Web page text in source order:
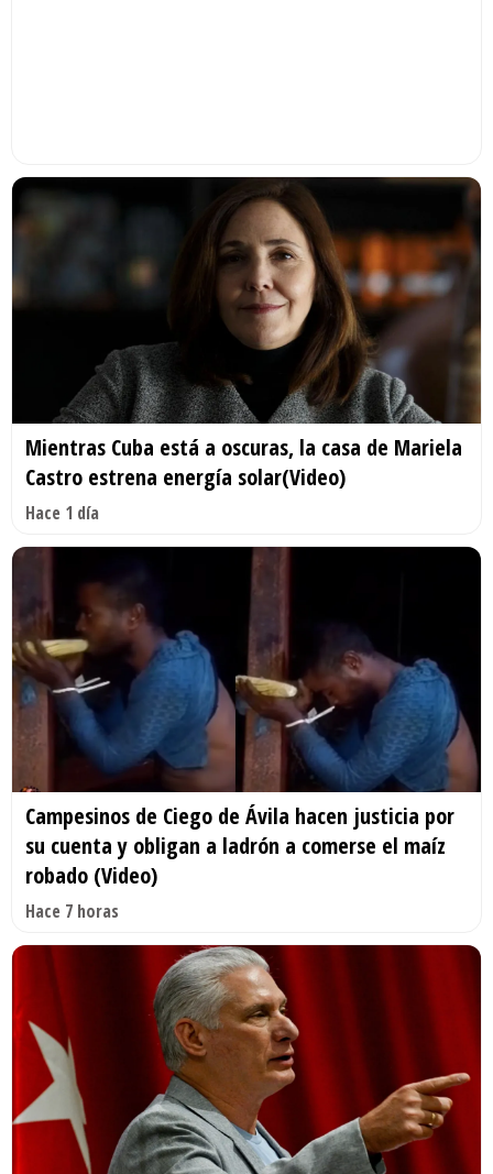
Mientras Cuba está a oscuras, la casa de Mariela
Castro estrena energía solar(Video)
Hace 1 día
Campesinos de Ciego de Ávila hacen justicia por
su cuenta y obligan a ladrón a comerse el maíz
robado (Video)
Hace 7 horas